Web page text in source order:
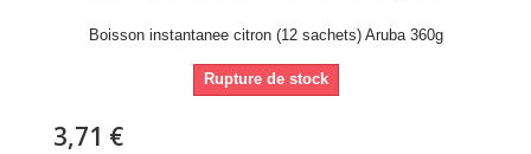
Boisson instantanee citron (12 sachets) Aruba 360g
Rupture de stock
3,71 €